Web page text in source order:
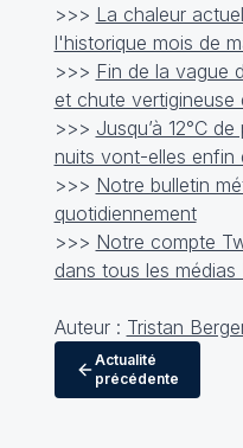
>>> La chaleur
l'historique mois de
>>> Fin de la vague
et chute vertigineuse
>>> Jusqu’à 12°C
nuits vont-elles enfin
>>> Notre bulletin
quotidiennement
>>> Notre compte
dans tous les médias
Auteur : Tristan
Actualité
précédente